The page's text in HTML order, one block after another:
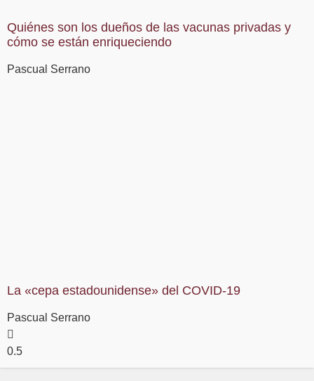
Quiénes son los dueños de las vacunas privadas y
cómo se están enriqueciendo
Pascual Serrano
La «cepa estadounidense» del COVID-19
Pascual Serrano